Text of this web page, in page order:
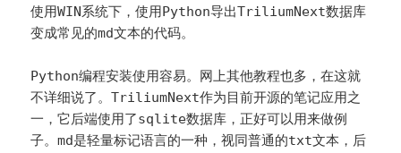
使用WIN系统下，使用Python导出TriliumNext数据库
变成常见的md文本的代码。
Python编程安装使用容易。网上其他教程也多，在这就
不详细说了。TriliumNext作为目前开源的笔记应用之
一，它后端使用了sqlite数据库，正好可以用来做例
子。md是轻量标记语言的一种，视同普通的txt文本，后